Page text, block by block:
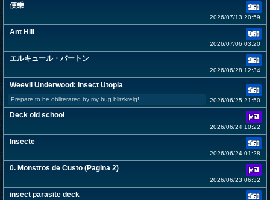
便乗
2026/07/13 20:59
Ant Hill
2026/07/06 03:20
エルキュール・バートン
2026/06/28 12:34
Weevil Underwood: Insect Utopia
Prepare to be obliterated by my bug blitzkreig! 2026/06/25 21:50
Deck old school
2026/06/24 10:22
Insecte
2026/06/24 01:28
0. Monstros de Custo (Pagina 2)
2026/06/23 06:32
insect parasite deck